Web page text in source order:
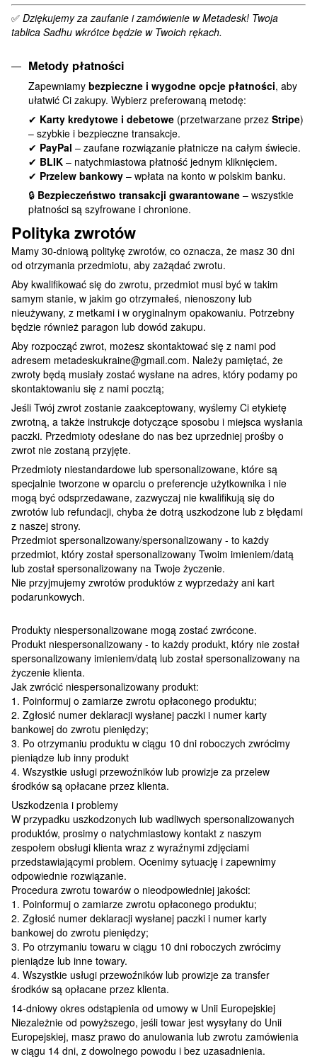
✅ Dziękujemy za zaufanie i zamówienie w Metadesk! Twoja
tablica Sadhu wkrótce będzie w Twoich rękach.
Metody płatności
Zapewniamy bezpieczne i wygodne opcje płatności, aby
ułatwić Ci zakupy. Wybierz preferowaną metodę:
✔ Karty kredytowe i debetowe (przetwarzane przez Stripe)
– szybkie i bezpieczne transakcje.
✔ PayPal – zaufane rozwiązanie płatnicze na całym świecie.
✔ BLIK – natychmiastowa płatność jednym kliknięciem.
✔ Przelew bankowy – wpłata na konto w polskim banku.
🔒 Bezpieczeństwo transakcji gwarantowane – wszystkie
płatności są szyfrowane i chronione.
Polityka zwrotów
Mamy 30-dniową politykę zwrotów, co oznacza, że masz 30 dni
od otrzymania przedmiotu, aby zażądać zwrotu.
Aby kwalifikować się do zwrotu, przedmiot musi być w takim
samym stanie, w jakim go otrzymałeś, nienoszony lub
nieużywany, z metkami i w oryginalnym opakowaniu. Potrzebny
będzie również paragon lub dowód zakupu.
Aby rozpocząć zwrot, możesz skontaktować się z nami pod
adresem metadeskukraine@gmail.com. Należy pamiętać, że
zwroty będą musiały zostać wysłane na adres, który podamy po
skontaktowaniu się z nami pocztą;
Jeśli Twój zwrot zostanie zaakceptowany, wyślemy Ci etykietę
zwrotną, a także instrukcje dotyczące sposobu i miejsca wysłania
paczki. Przedmioty odesłane do nas bez uprzedniej prośby o
zwrot nie zostaną przyjęte.
Przedmioty niestandardowe lub spersonalizowane, które są
specjalnie tworzone w oparciu o preferencje użytkownika i nie
mogą być odsprzedawane, zazwyczaj nie kwalifikują się do
zwrotów lub refundacji, chyba że dotrą uszkodzone lub z błędami
z naszej strony.
Przedmiot spersonalizowany/spersonalizowany - to każdy
przedmiot, który został spersonalizowany Twoim imieniem/datą
lub został spersonalizowany na Twoje życzenie.
Nie przyjmujemy zwrotów produktów z wyprzedaży ani kart
podarunkowych.
Produkty niespersonalizowane mogą zostać zwrócone.
Produkt niespersonalizowany - to każdy produkt, który nie został
spersonalizowany imieniem/datą lub został spersonalizowany na
życzenie klienta.
Jak zwrócić niespersonalizowany produkt:
1. Poinformuj o zamiarze zwrotu opłaconego produktu;
2. Zgłosić numer deklaracji wysłanej paczki i numer karty
bankowej do zwrotu pieniędzy;
3. Po otrzymaniu produktu w ciągu 10 dni roboczych zwrócimy
pieniądze lub inny produkt
4. Wszystkie usługi przewoźników lub prowizje za przelew
środków są opłacane przez klienta.
Uszkodzenia i problemy
W przypadku uszkodzonych lub wadliwych spersonalizowanych
produktów, prosimy o natychmiastowy kontakt z naszym
zespołem obsługi klienta wraz z wyraźnymi zdjęciami
przedstawiającymi problem. Ocenimy sytuację i zapewnimy
odpowiednie rozwiązanie.
Procedura zwrotu towarów o nieodpowiedniej jakości:
1. Poinformuj o zamiarze zwrotu opłaconego produktu;
2. Zgłosić numer deklaracji wysłanej paczki i numer karty
bankowej do zwrotu pieniędzy;
3. Po otrzymaniu towaru w ciągu 10 dni roboczych zwrócimy
pieniądze lub inne towary.
4. Wszystkie usługi przewoźników lub prowizje za transfer
środków są opłacane przez klienta.
14-dniowy okres odstąpienia od umowy w Unii Europejskiej
Niezależnie od powyższego, jeśli towar jest wysyłany do Unii
Europejskiej, masz prawo do anulowania lub zwrotu zamówienia
w ciągu 14 dni, z dowolnego powodu i bez uzasadnienia.